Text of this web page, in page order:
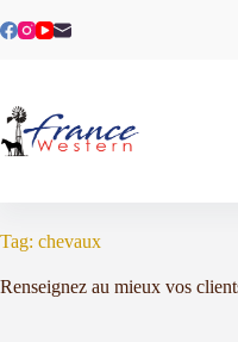
au
Tag: chevaux
Renseignez au mieux vos